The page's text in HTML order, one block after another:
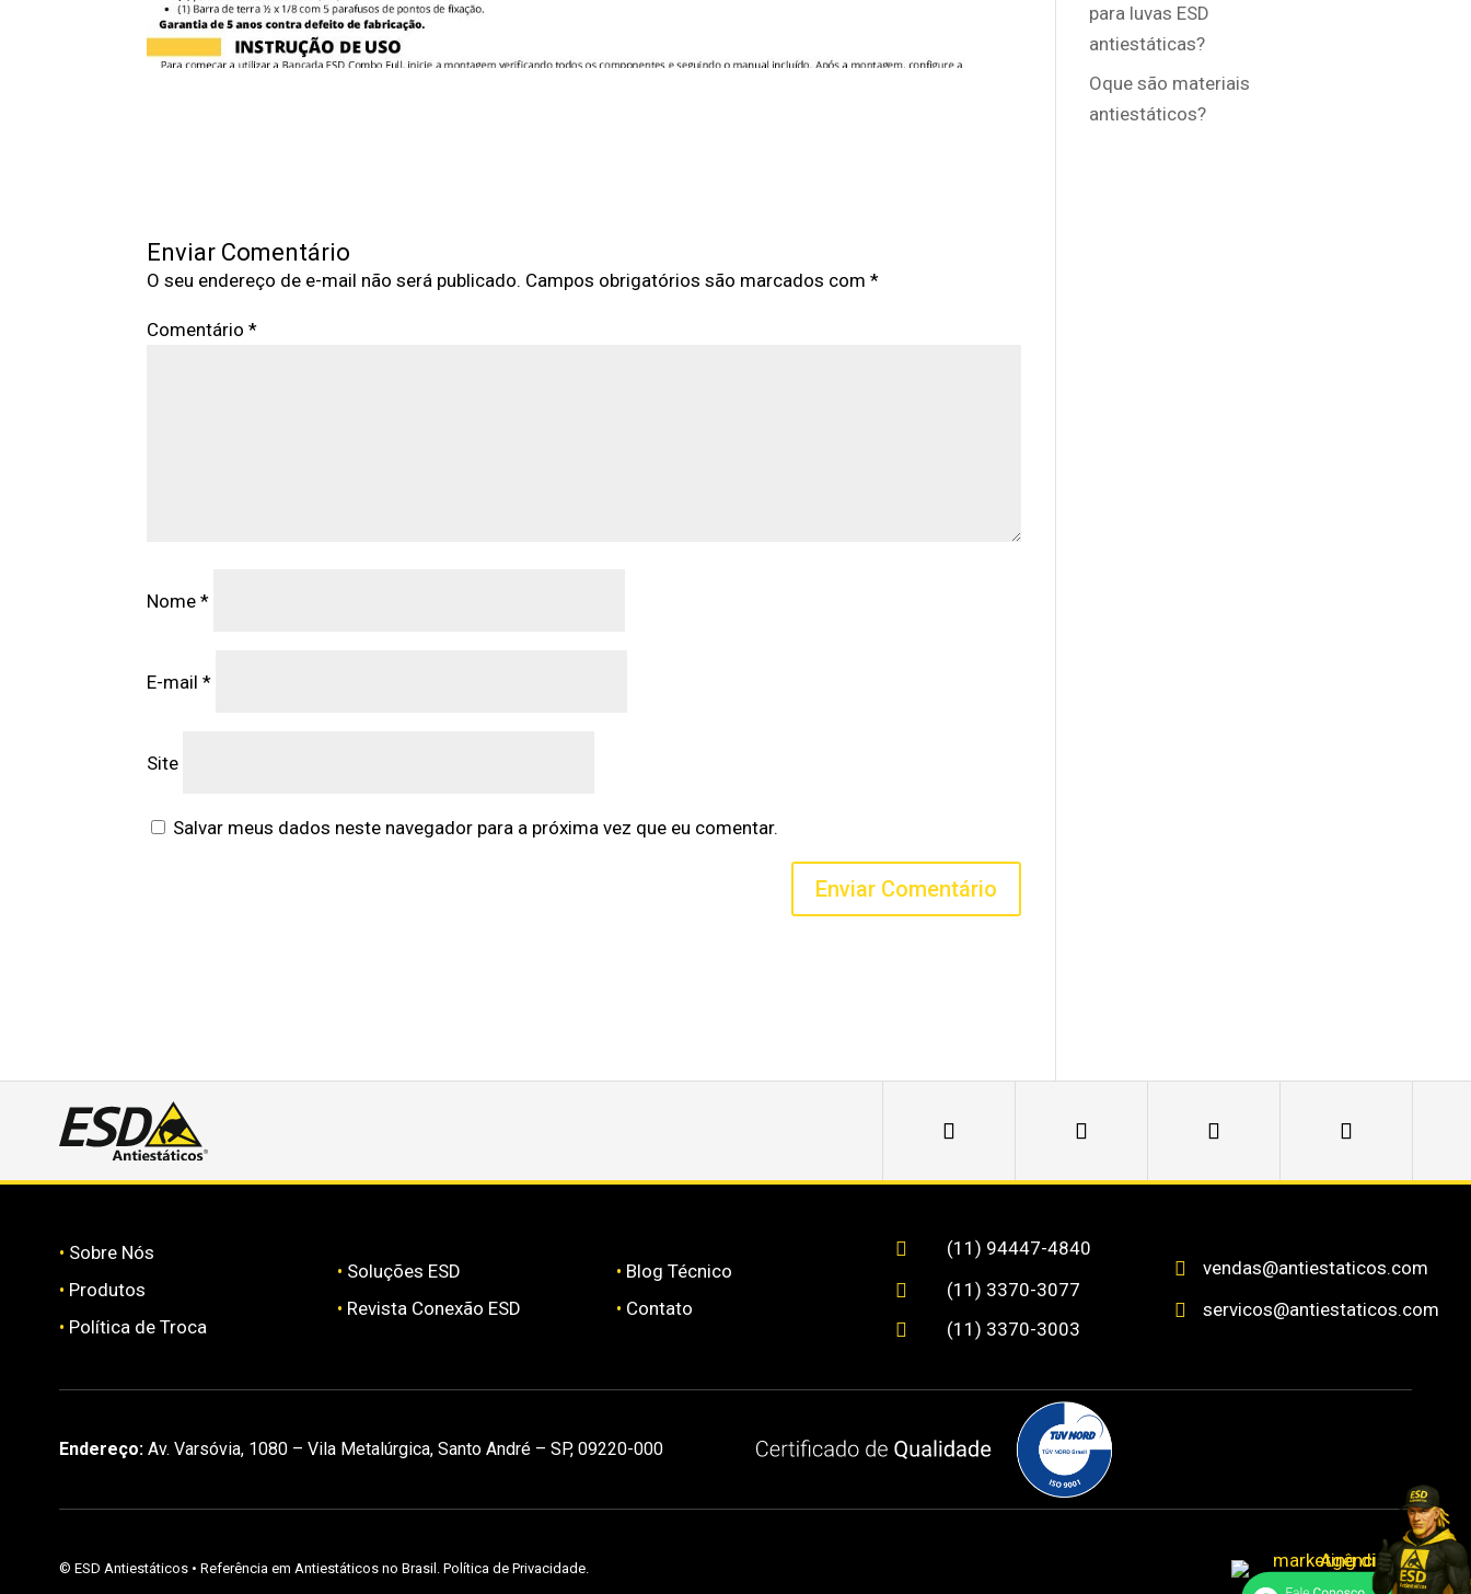
Enviar Comentário
O seu endereço de e-mail não será publicado. Campos obrigatórios são marcados com*
Comentário*
Nome*
E-mail*
Site
Salvar meus dados neste navegador para a próxima vez que eu comentar.
para luvas ESD
antiestáticas?
Oque são materiais
antiestáticos?
• Sobre Nós
• Produtos
• Política de Troca
• Soluções ESD
• Revista Conexão ESD
• Blog Técnico
• Contato

(11) 94447-4840

(11) 3370-3077

(11) 3370-3003

vendas@antiestaticos.com

servicos@antiestaticos.com
Endereço:Av. Varsóvia, 1080 – Vila Metalúrgica, Santo André – SP, 09220-000
© ESD Antiestáticos• Referência em Antiestáticos no Brasil. Política de Privacidade.